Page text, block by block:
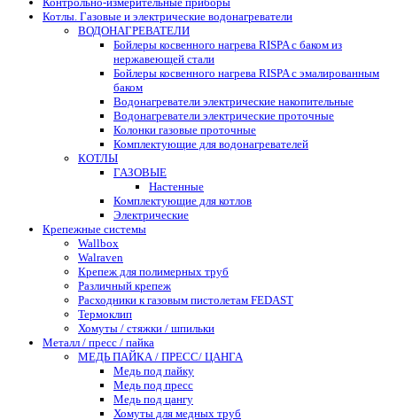
Котлы. Газовые и электрические водонагреватели
ВОДОНАГРЕВАТЕЛИ
Бойлеры косвенного нагрева RISPA с баком из
нержавеющей стали
Бойлеры косвенного нагрева RISPA с эмалированным
баком
Водонагреватели электрические накопительные
Водонагреватели электрические проточные
Колонки газовые проточные
Комплектующие для водонагревателей
КОТЛЫ
ГАЗОВЫЕ
Настенные
Комплектующие для котлов
Электрические
Крепежные системы
Wallbox
Walraven
Крепеж для полимерных труб
Различный крепеж
Расходники к газовым пистолетам FEDAST
Термоклип
Хомуты / стяжки / шпильки
Металл / пресс / пайка
МЕДЬ ПАЙКА / ПРЕСС/ ЦАНГА
Медь под пайку
Медь под пресс
Медь под цангу
Хомуты для медных труб